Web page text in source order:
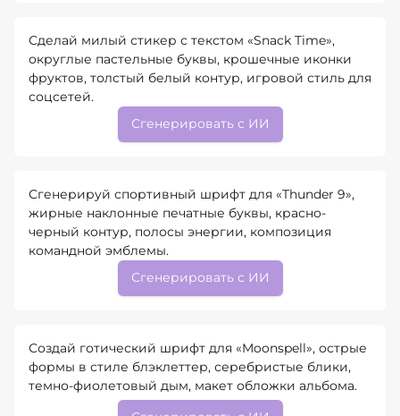
Сделай милый стикер с текстом «Snack Time»,
округлые пастельные буквы, крошечные иконки
фруктов, толстый белый контур, игровой стиль для
соцсетей.
Сгенерировать с ИИ
Сгенерируй спортивный шрифт для «Thunder 9»,
жирные наклонные печатные буквы, красно-
черный контур, полосы энергии, композиция
командной эмблемы.
Сгенерировать с ИИ
Создай готический шрифт для «Moonspell», острые
формы в стиле блэклеттер, серебристые блики,
темно-фиолетовый дым, макет обложки альбома.